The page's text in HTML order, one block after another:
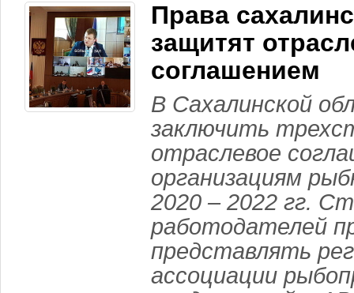
Права
защитят
соглашением
В Сахалинской
заключить
отраслевое
организациям
2020 – 2022 гг.
работодателей
представлять
ассоциации